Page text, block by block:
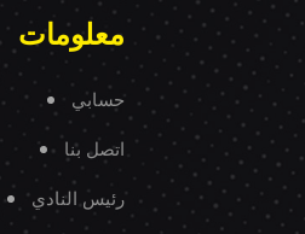
معلومات
حسابي
اتصل بنا
رئيس النادي